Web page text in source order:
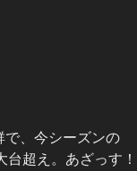
、今シーズンの
台超え。あざっす